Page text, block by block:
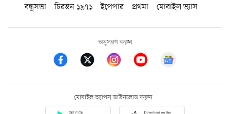
বন্ধুসভা
চিরন্তন ১৯৭১ ইপেপার প্রথমা মোবাইল ভ্যাস
অনুসরণ করুন
মোবাইল অ্যাপস ডাউনলোড করুন